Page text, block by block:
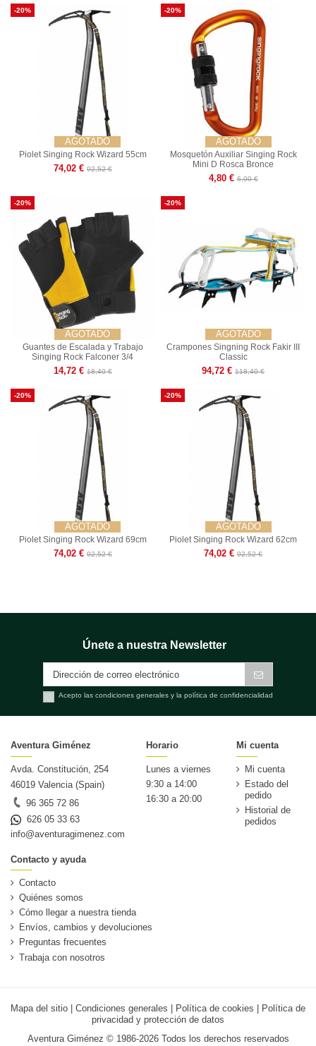
AGOTADO
-20%
Piolet Singing Rock Wizard 55cm
74,02 € 92,52 €
AGOTADO
-20%
Mosquetón Auxiliar Singing Rock
Mini D Rosca Bronce
4,80 € 6,00 €
AGOTADO
-20%
Guantes de Escalada y Trabajo
Singing Rock Falconer 3/4
14,72 € 18,40 €
AGOTADO
-20%
Crampones Singning Rock Fakir III
Classic
94,72 € 118,40 €
AGOTADO
-20%
Piolet Singing Rock Wizard 69cm
74,02 € 92,52 €
AGOTADO
-20%
Piolet Singing Rock Wizard 62cm
74,02 € 92,52 €
Únete a nuestra Newsletter
Acepto las condiciones generales y la política de confidencialidad
Aventura Giménez
Avda. Constitución, 254
46019 Valencia (Spain)
96 365 72 86
626 05 33 63
info@aventuragimenez.com
Horario
Lunes a viernes
9:30 a 14:00
16:30 a 20:00
Mi cuenta
Mi cuenta
Estado del
pedido
Historial de
pedidos
Contacto y ayuda
Contacto
Quiénes somos
Cómo llegar a nuestra tienda
Envíos, cambios y devoluciones
Preguntas frecuentes
Trabaja con nosotros
Mapa del sitio Condiciones generales Política de cookies
Política de
privacidad y protección de datos
Aventura Giménez © 1986-2026 Todos los derechos reservados